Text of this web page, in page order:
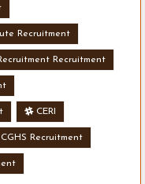
Recruitment
Recruitment
CERI
CGHS Recruitment